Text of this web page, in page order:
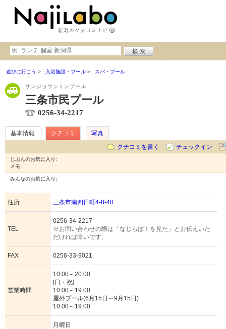
遊びに行こう 入浴施設・プール スパ・プール
サンジョウシミンプール
三条市民プール
0256-34-2217
基本情報 クチコミ
写真
クチコミを書く
チェックイン
じぶんのお気に入り:
メモ:
みんなのお気に入り:
住所 三条市南四日町4-8-40
TEL
0256-34-2217
※お問い合わせの際は「なじらぼ！を見た」とお伝えいた
だければ幸いです。
FAX 0256-33-9021
営業時間
10:00～20:00
[日・祝]
10:00～19:00
屋外プール(6月15日～9月15日)
10:00～19:00
月曜日